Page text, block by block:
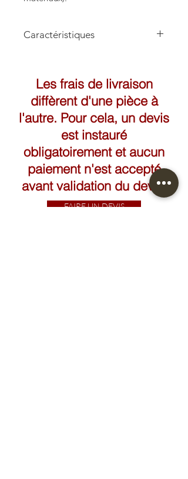
Caractéristiques
Les frais de livraison
diffèrent d'une pièce à
l'autre. Pour cela, un devis
est instauré
obligatoirement et aucun
paiement n'est accepté
avant validation du devis.
FAIRE UN DEVIS